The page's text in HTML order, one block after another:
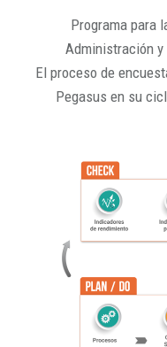
Programa para
Administración
El proceso de
Pegasus en su